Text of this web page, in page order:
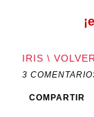
IRIS \
3
COMPARTIR